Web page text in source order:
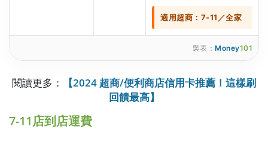
適用超商：7-11／全家
製表： Money101
閱讀更多：
【2024 超商/便利商店信用卡推薦！這樣刷
回饋最高】
7-11店到店運費